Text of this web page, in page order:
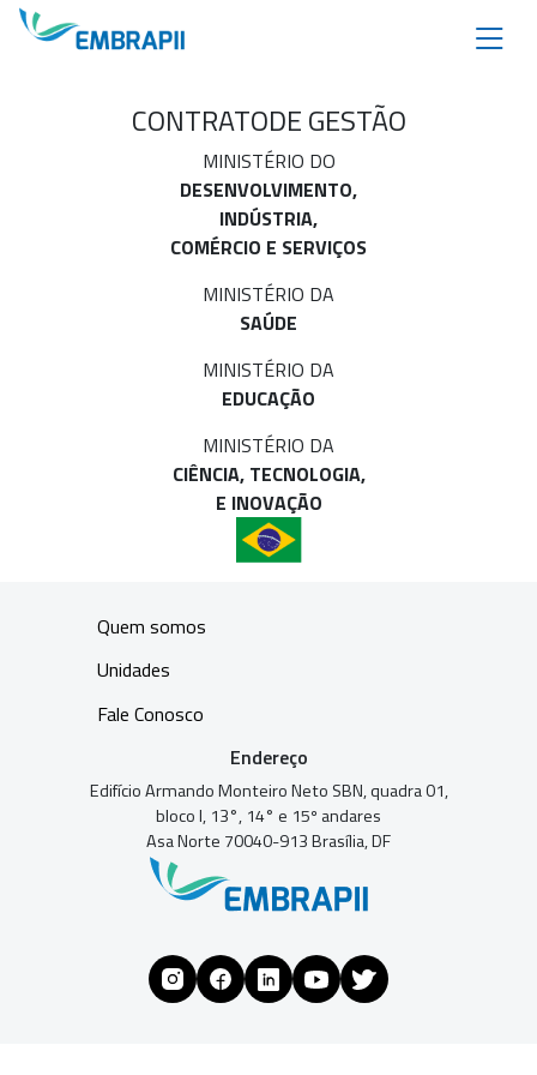
CONTRATODE GESTÃO
MINISTÉRIO DO
DESENVOLVIMENTO,
INDÚSTRIA,
COMÉRCIO E SERVIÇOS
MINISTÉRIO DA
SAÚDE
MINISTÉRIO DA
EDUCAÇÃO
MINISTÉRIO DA
CIÊNCIA, TECNOLOGIA,
E INOVAÇÃO
Quem somos
Unidades
Fale Conosco
Endereço
Edifício Armando Monteiro Neto SBN, quadra 01,
bloco I, 13°, 14° e 15º andares
Asa Norte 70040-913 Brasília, DF